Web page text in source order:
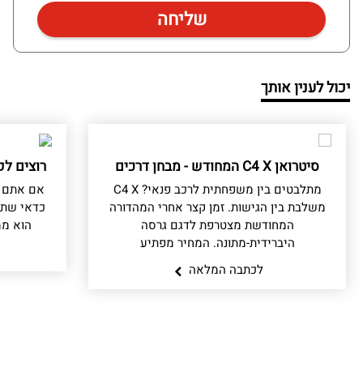
יכול לענין אותך
סיטרואן C4 X המחודש - מבחן דרכים
מתלבטים בין משפחתית לרכב פנאי? C4 X
משלבת בין הגישות. זמן קצר אחרי המהדורה
המחודשת מצטרפת לדגם גרסה
היברידית-מתונה. המחיר מפתיע
לכתבה המלאה
רוצים
אם אתם
כדאי
הוא